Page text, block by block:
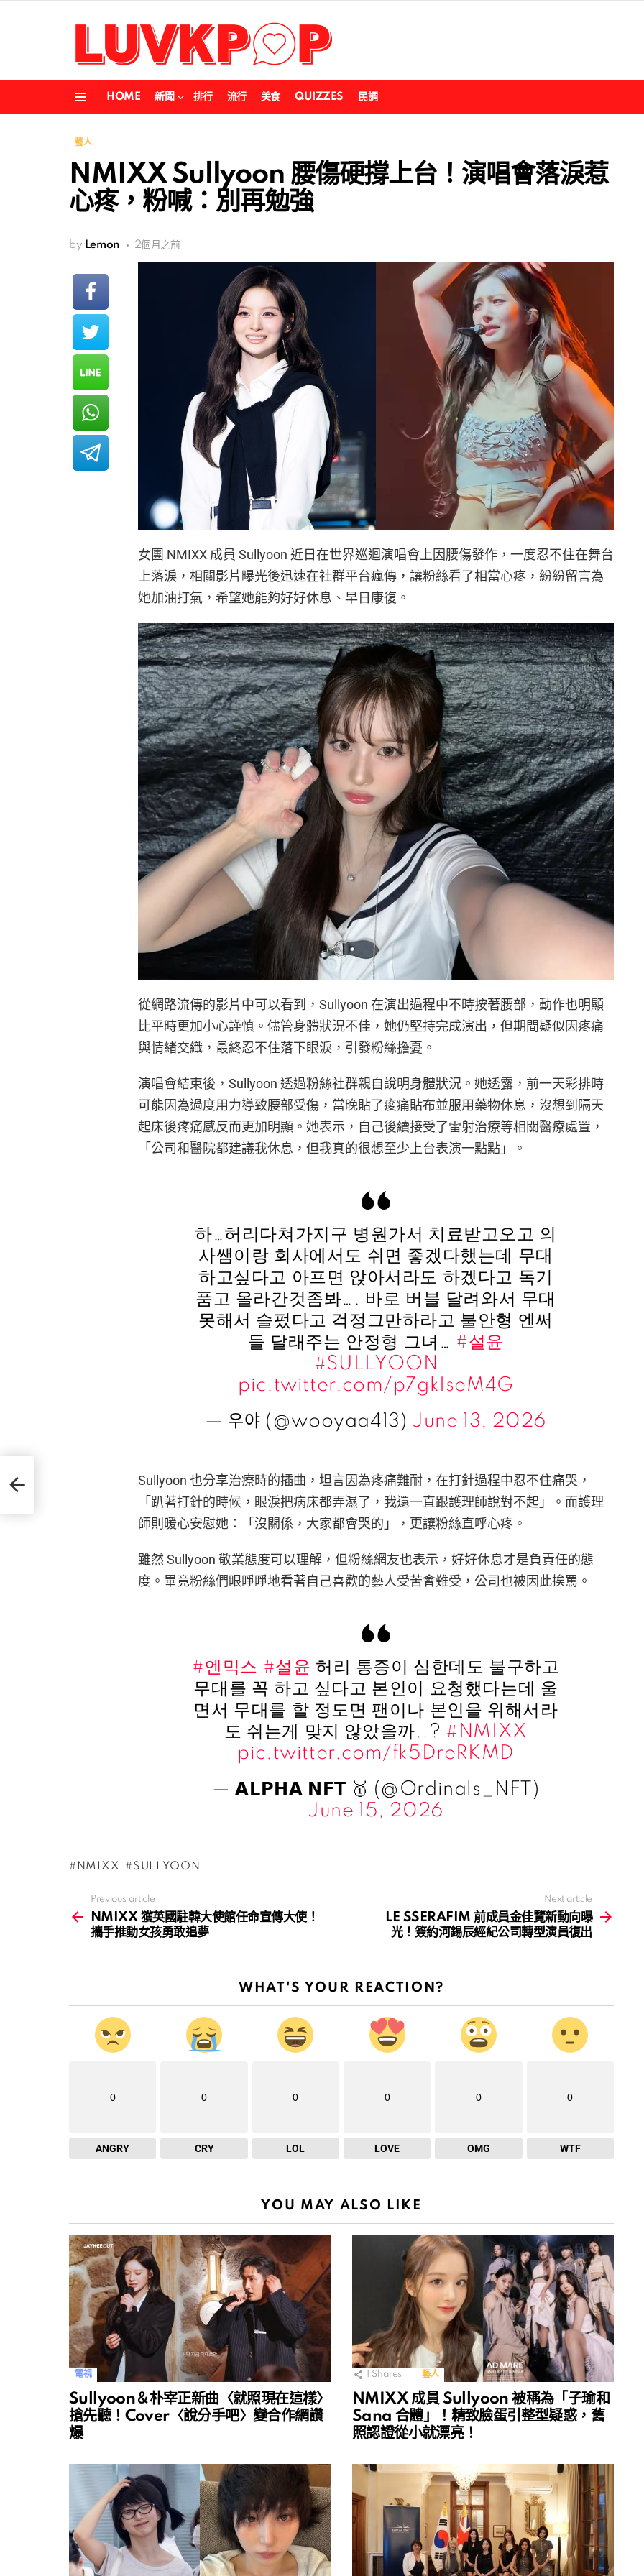
HOME 新聞 排行 流行 美食 QUIZZES 民調
藝人
NMIXX Sullyoon 腰傷硬撐上台！演唱會落淚惹
心疼，粉喊：別再勉強
by Lemon 2個月之前
女團 NMIXX 成員 Sullyoon 近日在世界巡迴演唱會上因腰傷發作，一度忍不住在舞台
上落淚，相關影片曝光後迅速在社群平台瘋傳，讓粉絲看了相當心疼，紛紛留言為
她加油打氣，希望她能夠好好休息、早日康復。
從網路流傳的影片中可以看到，Sullyoon 在演出過程中不時按著腰部，動作也明顯
比平時更加小心謹慎。儘管身體狀況不佳，她仍堅持完成演出，但期間疑似因疼痛
與情緒交織，最終忍不住落下眼淚，引發粉絲擔憂。
演唱會結束後，Sullyoon 透過粉絲社群親自說明身體狀況。她透露，前一天彩排時
可能因為過度用力導致腰部受傷，當晚貼了痠痛貼布並服用藥物休息，沒想到隔天
起床後疼痛感反而更加明顯。她表示，自己後續接受了雷射治療等相關醫療處置，
「公司和醫院都建議我休息，但我真的很想至少上台表演一點點」。
하…허리다쳐가지구 병원가서 치료받고오고 의
사쌤이랑 회사에서도 쉬면 좋겠다했는데 무대
하고싶다고 아프면 앉아서라도 하겠다고 독기
품고 올라간것좀봐…. 바로 버블 달려와서 무대
못해서 슬펐다고 걱정그만하라고 불안형 엔써
들 달래주는 안정형 그녀… #설윤
#SULLYOON
pic.twitter.com/p7gkIseM4G
— 우야 (@wooyaa413) June 13, 2026
Sullyoon 也分享治療時的插曲，坦言因為疼痛難耐，在打針過程中忍不住痛哭，
「趴著打針的時候，眼淚把病床都弄濕了，我還一直跟護理師說對不起」。而護理
師則暖心安慰她：「沒關係，大家都會哭的」，更讓粉絲直呼心疼。
雖然 Sullyoon 敬業態度可以理解，但粉絲網友也表示，好好休息才是負責任的態
度。畢竟粉絲們眼睜睜地看著自己喜歡的藝人受苦會難受，公司也被因此挨罵。
#엔믹스 #설윤 허리 통증이 심한데도 불구하고
무대를 꼭 하고 싶다고 본인이 요청했다는데 울
면서 무대를 할 정도면 팬이나 본인을 위해서라
도 쉬는게 맞지 않았을까..? #NMIXX
pic.twitter.com/fk5DreRKMD
— 𝗔𝗟𝗣𝗛𝗔 𝗡𝗙𝗧 🥇 (@Ordinals_NFT)
June 15, 2026
NMIXX SULLYOON
more
Previous article
NMIXX 獲英國駐韓大使館任命宣傳大使！
攜手推動女孩勇敢追夢
Next article
LE SSERAFIM 前成員金佳覽新動向曝
光！簽約河錫辰經紀公司轉型演員復出
WHAT'S YOUR REACTION?
0
ANGRY
0
CRY
0
LOL
0
LOVE
0
OMG
0
WTF
YOU MAY ALSO LIKE
電視
Sullyoon＆朴宰正新曲〈就照現在這樣〉
搶先聽！Cover〈說分手吧〉變合作網讚
爆
Shares 藝人
NMIXX 成員 Sullyoon 被稱為「子瑜和
Sana 合體」！精致臉蛋引整型疑惑，舊
照認證從小就漂亮！
！